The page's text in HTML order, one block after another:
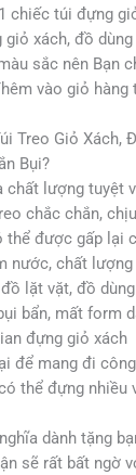
chiếc túi đựng
giỏ xách, đồ
sắc nên Bạn
vào giỏ
Treo Giỏ Xách,
Bụi?
chất lượng tuyệt
chắc chắn,
thể được gấp lại
nước, chất
lặt vặt, đồ
bẩn, mất form
đựng giỏ xách
để mang đi
thể đựng nhiều
dành tặng
sẽ rất bất ngờ